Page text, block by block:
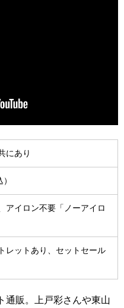
にあり
アイロン不要「ノーアイロ
レットあり、セットセール
通販。上戸彩さんや東山